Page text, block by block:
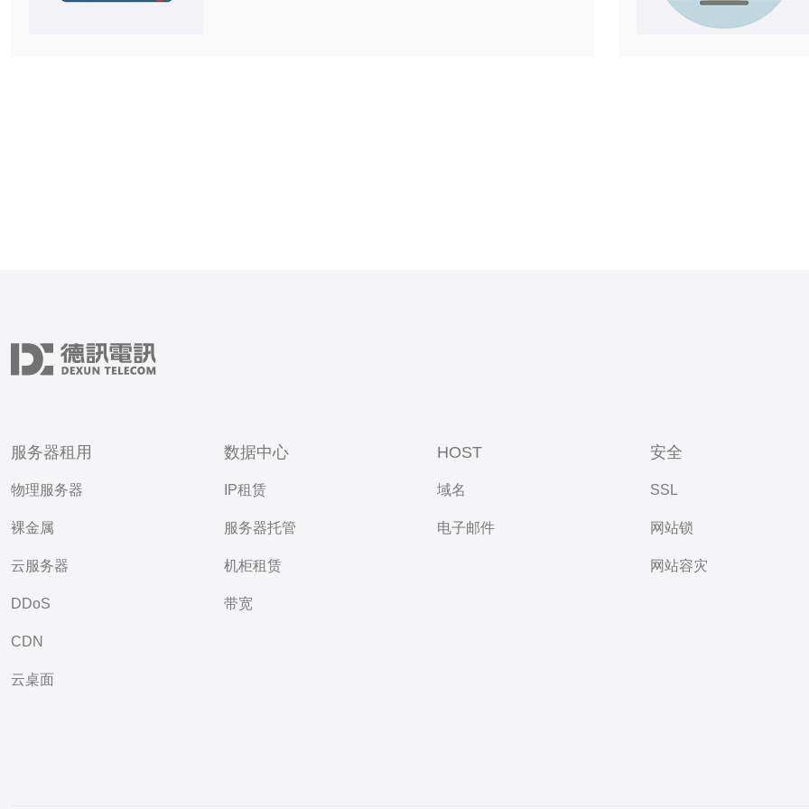
服务器租用
物理服务器
裸金属
云服务器
DDoS
CDN
云桌面
数据中心
IP租赁
服务器托管
机柜租赁
带宽
HOST
域名
电子邮件
安全
SSL
网站锁
网站容灾